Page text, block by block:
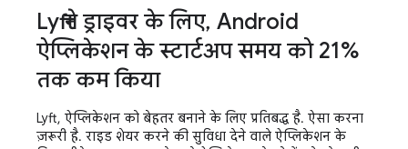
Lyft ने ड्राइवर के लिए, Android
ऐप्लिकेशन के स्टार्टअप समय को 21%
तक कम किया
Lyft, ऐप्लिकेशन को बेहतर बनाने के लिए प्रतिबद्ध है. ऐसा करना
ज़रूरी है. राइड शेयर करने की सुविधा देने वाले ऐप्लिकेशन के